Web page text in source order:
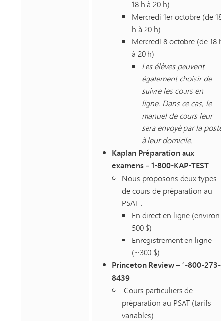
18 h à 20 h)
Mercredi 1er octobre (de
h à 20 h)
Mercredi 8 octobre (de 18
à 20 h)
Les élèves peuvent
également choisir de
suivre les cours en
ligne. Dans ce cas, le
manuel de cours leur
sera envoyé par la
à leur domicile.
Kaplan Préparation aux
examens – 1-800-KAP-TEST
Nous proposons deux types
de cours de préparation au
PSAT :
En direct en ligne (environ
500 $)
Enregistrement en ligne
(~300 $)
Princeton Review – 1-800-273-
8439
Cours particuliers de
préparation au PSAT (tarifs
variables)